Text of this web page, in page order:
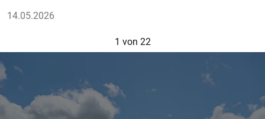
14.05.2026
1 von 22